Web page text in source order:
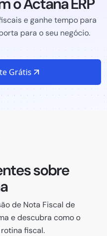
e ganhe tempo para
para o seu negócio.
Grátis
sobre
de Nota Fiscal de
e descubra como o
fiscal.